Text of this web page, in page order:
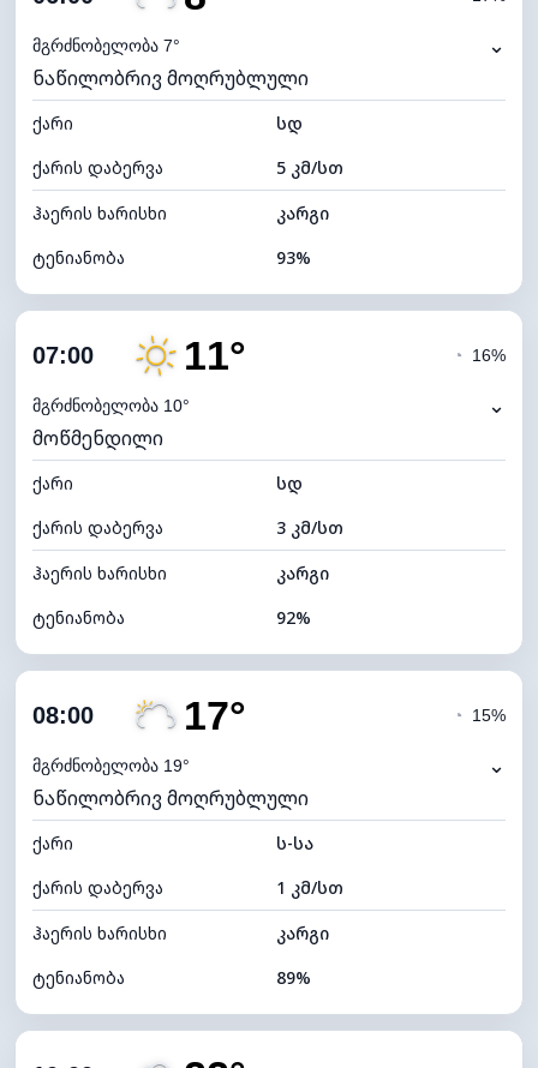
ნამის წერტილი
ხილვადობა
10 კმ
განათების ინდექსი 0 (ბნელი)
ღრუბლის სიმაღლე 10160 მ
მგრძნობელობა 7° ⌄
ნაწილობრივ მოღრუბლული
ქარი
სდ
ქარის დაბერვა
5 კმ/სთ
ჰაერის ხარისხი
კარგი
ტენიანობა
93%
ღრუბლიანობა
ნამის წერტილი
ხილვადობა
განათების ინდექსი 0 (ბნელი)
ღრუბლის სიმაღლე 10000 მ
07:00 11°
მგრძნობელობა 10°
◔ 16%
⌄
მოწმენდილი
ქარი
სდ
ქარის დაბერვა
3 კმ/სთ
ჰაერის ხარისხი
კარგი
ტენიანობა
92%
ღრუბლიანობა
ნამის წერტილი
ხილვადობა
10 კმ
განათების ინდექსი 7 (ნათელი)
ღრუბლის სიმაღლე 10240 მ
08:00 17°
მგრძნობელობა 19°
◔ 15%
⌄
ნაწილობრივ მოღრუბლული
ქარი
ს-სა
ქარის დაბერვა
1 კმ/სთ
ჰაერის ხარისხი
კარგი
ტენიანობა
89%